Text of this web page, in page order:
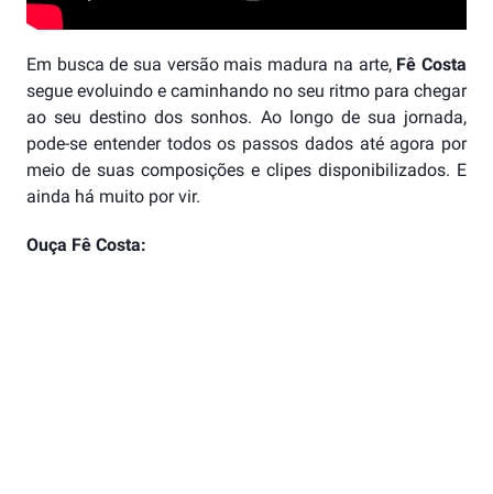
Em busca de sua versão mais madura na arte, Fê Costa
segue evoluindo e caminhando no seu ritmo para chegar
ao seu destino dos sonhos. Ao longo de sua jornada,
pode-se entender todos os passos dados até agora por
meio de suas composições e clipes disponibilizados. E
ainda há muito por vir.
Ouça Fê Costa: